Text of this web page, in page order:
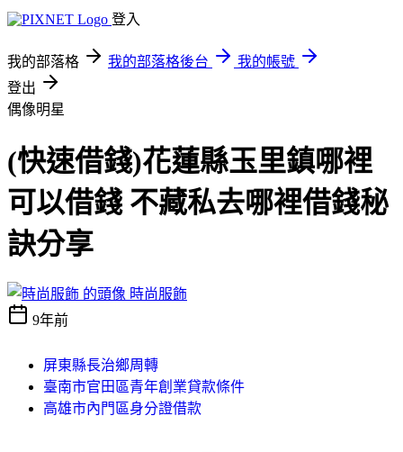
登入
我的部落格 我的部落格後台
我的帳號
登出
偶像明星
(快速借錢)花蓮縣玉里鎮哪裡
可以借錢 不藏私去哪裡借錢秘
訣分享
時尚服飾
9年前
屏東縣長治鄉周轉
臺南市官田區青年創業貸款條件
高雄市內門區身分證借款